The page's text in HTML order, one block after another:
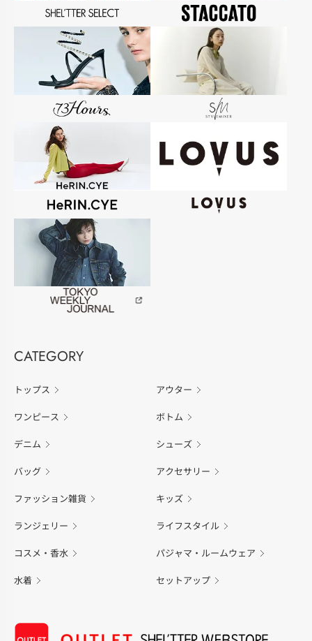
CATEGORY
トップス アウター
ワンピース ボトム
デニム シューズ
バッグ アクセサリー
ファッション雑貨 キッズ
ランジェリー ライフスタイル
コスメ・香水 パジャマ・ルームウェア
水着 セットアップ